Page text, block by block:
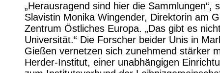
„Herausragend sind hier die Sammlungen“,
Slavistin Monika Wingender, Direktorin am
Zentrum Östliches Europa. „Das gibt es
Universität.“ Die Forscher beider Unis in
Gießen vernetzen sich zunehmend stärker
Herder-Institut, einer unabhängigen